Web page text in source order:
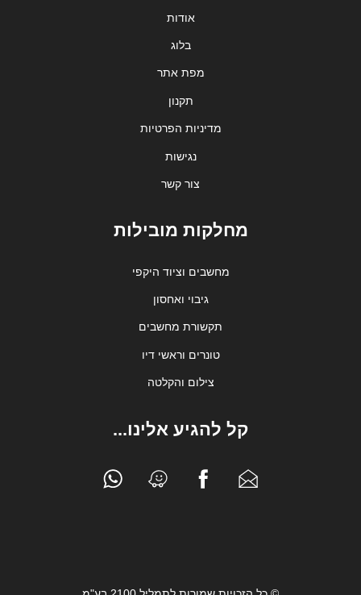
אודות
בלוג
מפת אתר
תקנון
מדיניות הפרטיות
נגישות
צור קשר
מחלקות מובילות
מחשבים וציוד היקפי
גיבוי ואחסון
תקשורת מחשבים
טונרים וראשי דיו
צילום והקלטה
קל להגיע אלינו...